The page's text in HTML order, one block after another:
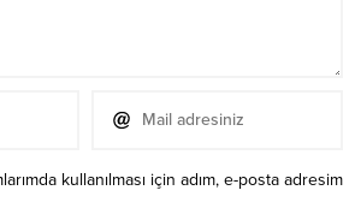
kullanılması için adım, e-posta adresim